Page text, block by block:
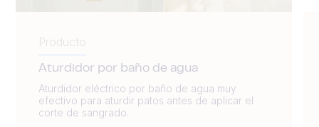
Producto
Aturdidor por baño de agua
Aturdidor eléctrico por baño de agua muy
efectivo para aturdir patos antes de aplicar el
corte de sangrado.